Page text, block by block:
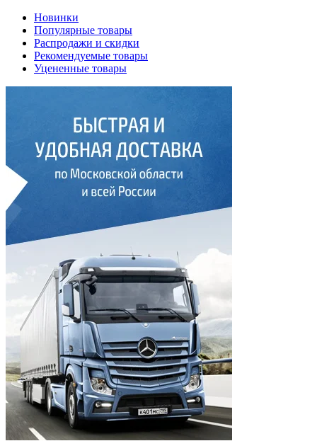
Новинки
Популярные товары
Распродажи и скидки
Рекомендуемые товары
Уцененные товары